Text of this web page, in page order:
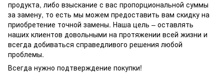
продукта, либо взыскание с вас пропорциональной суммы
за замену, то есть мы можем предоставить вам скидку на
приобретение точной замены. Наша цель – оставлять
наших клиентов довольными на протяжении всей жизни и
всегда добиваться справедливого решения любой
проблемы.
Всегда нужно подтверждение покупки!